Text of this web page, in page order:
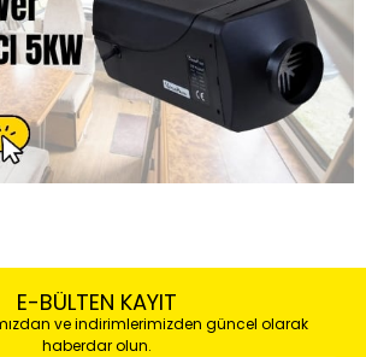
E-BÜLTEN KAYIT
ve indirimlerimizden güncel olarak
haberdar olun.